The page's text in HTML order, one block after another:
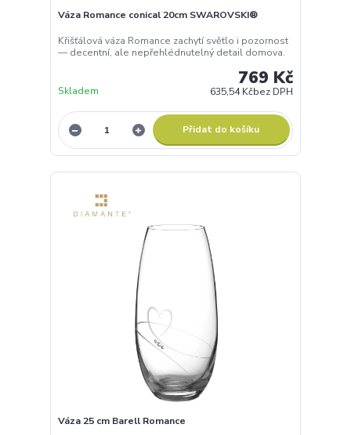
Váza Romance conical 20cm SWAROVSKI®
Křišťálová váza Romance zachytí světlo i pozornost
— decentní, ale nepřehlédnutelný detail domova.
769 Kč
635,54 Kčbez DPH
Skladem
Přidat do košíku
Váza 25 cm Barell Romance